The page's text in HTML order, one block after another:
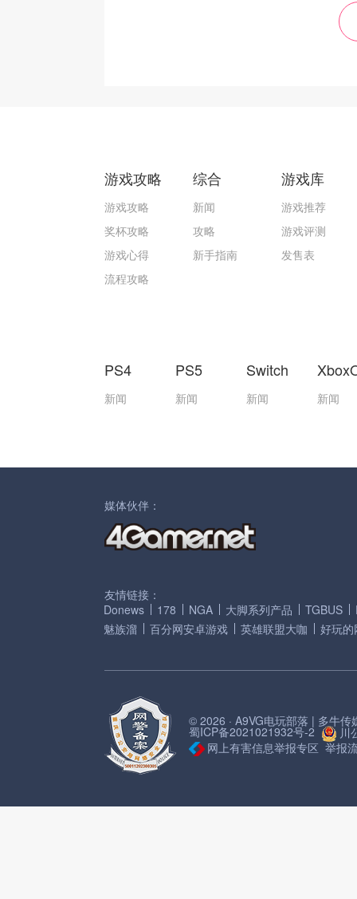
游戏攻略
游戏攻略
奖杯攻略
游戏心得
流程攻略
综合
新闻
攻略
新手指南
游戏库
游戏推荐
游戏评测
发售表
PS4
新闻
PS5
新闻
Switch
新闻 新闻
媒体伙伴：
友情链接：
Donews
178 NGA 大脚系列产品 TGBUS
魅族溜
百分网安卓游戏 英雄联盟大咖 好玩的
© 2026 · A9VG电玩部落 | 多牛传
蜀ICP备2021021932号-2
川
网上有害信息举报专区 举报